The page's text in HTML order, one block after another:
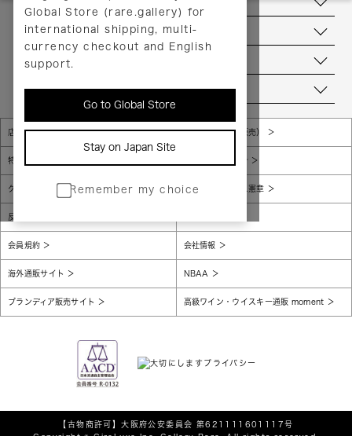
Global Store (rare.gallery) for
international shipping, multi-
currency checkout and English
support.
Go to Global Store
Stay on Japan Site
Remember my choice
ヘルプ
お問い合わせ
当店について
店舗一覧 販売規約（店頭販売）
特定商取引法に基づく表示 個人情報保護方針
グローバルプライバシーポリシー コンプライアンス憲章
反社会的勢力に対する基本方針
会員規約 会社情報
海外通販サイト NBAA
ブランディア販売サイト 高級ワイン・ウイスキー通販 moment
【古物商許可】大阪府公安委員会 第621111601117号